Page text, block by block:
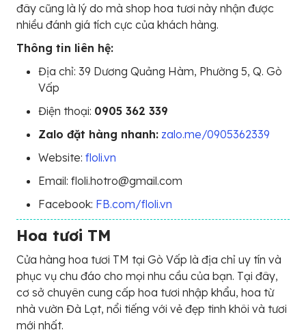
đây cũng là lý do mà shop hoa tươi này nhận được
nhiều đánh giá tích cực của khách hàng.
Thông tin liên hệ:
Địa chỉ: 39 Dương Quảng Hàm, Phường 5, Q. Gò
Vấp
Điện thoại: 0905 362 339
Zalo đặt hàng nhanh: zalo.me/0905362339
Website: floli.vn
Email: floli.hotro@gmail.com
Facebook: FB.com/floli.vn
Hoa tươi TM
Cửa hàng hoa tươi TM tại Gò Vấp là địa chỉ uy tín và
phục vụ chu đáo cho mọi nhu cầu của bạn. Tại đây,
cơ sở chuyên cung cấp hoa tươi nhập khẩu, hoa từ
nhà vườn Đà Lạt, nổi tiếng với vẻ đẹp tinh khôi và tươi
mới nhất.